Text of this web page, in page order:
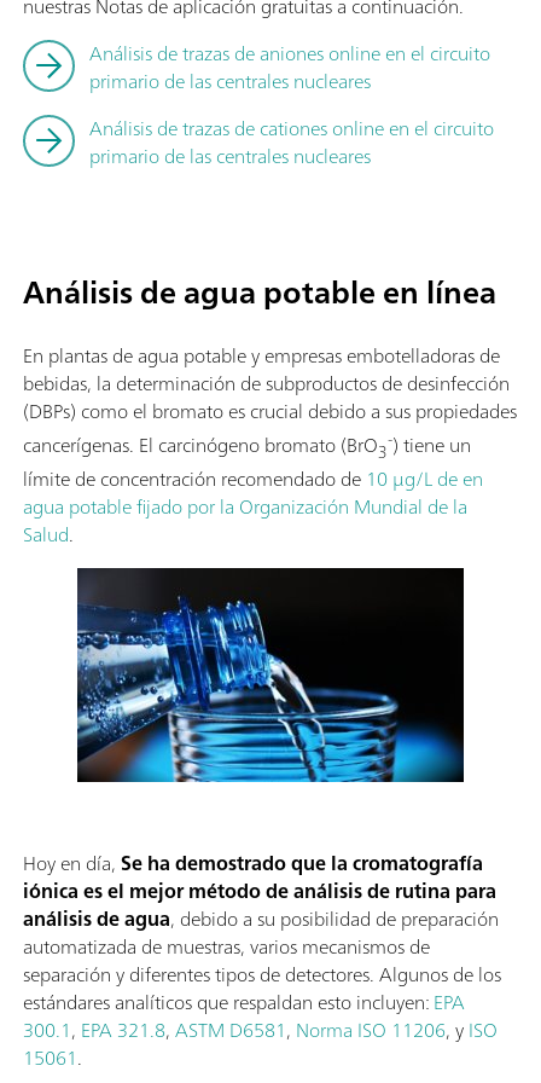
Análisis de trazas de aniones online en el circuito
primario de las centrales nucleares
Análisis de trazas de cationes online en el circuito
primario de las centrales nucleares
Análisis de agua potable en línea
En plantas de agua potable y empresas embotelladoras de
bebidas, la determinación de subproductos de desinfección
(DBPs) como el bromato es crucial debido a sus propiedades
cancerígenas. El carcinógeno bromato (BrO3-) tiene un
límite de concentración recomendado de 10 μg/L de en
agua potable fijado por la Organización Mundial de la
Salud.
Hoy en día,Se ha demostrado que la cromatografía
iónica es el mejor método de análisis de rutina para
análisis de agua, debido a su posibilidad de preparación
automatizada de muestras, varios mecanismos de
separación y diferentes tipos de detectores. Algunos de los
estándares analíticos que respaldan esto incluyen:EPA
300.1, EPA 321.8,ASTM D6581, Norma ISO 11206, yISO
15061.